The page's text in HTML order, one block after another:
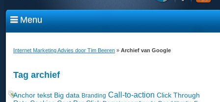
Menu
Internet Marketing Advies door Tim Beeren » Archief van Google
Tag archief
Anchor tekst Big data Branding Call-to-action Click Through